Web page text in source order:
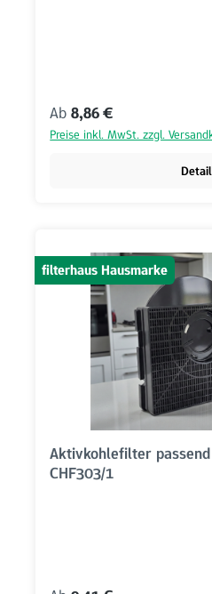
Regulärer Preis:
Ab 8,86 €
Preise inkl. MwSt. zzgl.
filterhaus Hausmarke
Aktivkohlefilter
CHF303/1